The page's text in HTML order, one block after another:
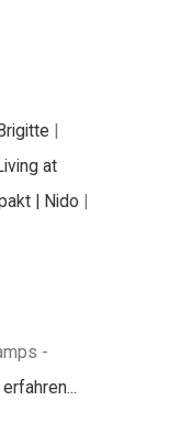
|
at
| Nido |
-